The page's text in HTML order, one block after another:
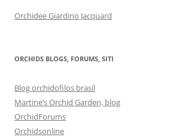
Orchidee Giardino Jacquard
ORCHIDS BLOGS, FORUMS, SITI
Blog orchidofilos brasil
Martine’s Orchid Garden, blog
OrchidForums
Orchidsonline